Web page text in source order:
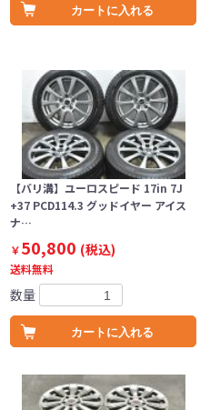
カートに入れる
【バリ溝】ユーロスピード 17in 7J
+37 PCD114.3 グッドイヤー アイス
ナ…
￥50,800 (税込)
送料無料
数量
カートに入れる